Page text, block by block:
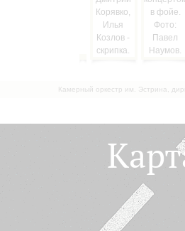
Камерный оркестр им. Эстрина,